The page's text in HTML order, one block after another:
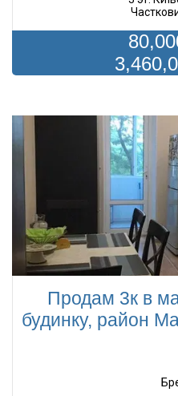
Продам 3к в
будинку, район